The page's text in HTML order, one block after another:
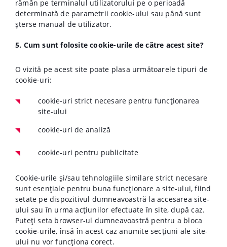
rămân pe terminalul utilizatorului pe o perioadă
determinată de parametrii cookie-ului sau până sunt
șterse manual de utilizator.
5. Cum sunt folosite cookie-urile de către acest site?
O vizită pe acest site poate plasa următoarele tipuri de
cookie-uri:
cookie-uri strict necesare pentru funcționarea
site-ului
cookie-uri de analiză
cookie-uri pentru publicitate
Cookie-urile și/sau tehnologiile similare strict necesare
sunt esențiale pentru buna funcționare a site-ului, fiind
setate pe dispozitivul dumneavoastră la accesarea site-
ului sau în urma acțiunilor efectuate în site, după caz.
Puteți seta browser-ul dumneavoastră pentru a bloca
cookie-urile, însă în acest caz anumite secțiuni ale site-
ului nu vor funcționa corect.